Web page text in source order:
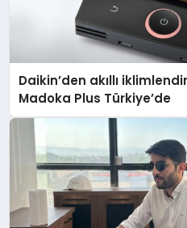
Daikin’den akıllı
Madoka Plus Türkiye’de